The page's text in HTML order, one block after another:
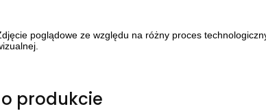
poglądowe ze względu na różny proces
produkcie